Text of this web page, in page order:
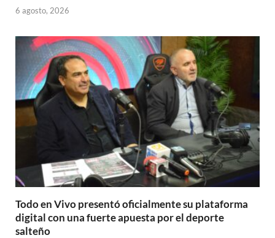
6 agosto, 2026
Todo en Vivo presentó oficialmente su plataforma
digital con una fuerte apuesta por el deporte
salteño